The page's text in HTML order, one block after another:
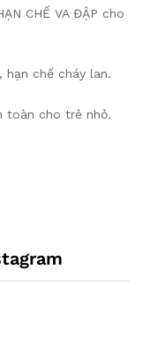
CHẾ VA ĐẬP cho
hạn chế cháy lan.
toàn cho trẻ nhỏ.